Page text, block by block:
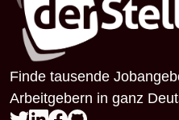
Finde tausende
Arbeitgebern in ganz